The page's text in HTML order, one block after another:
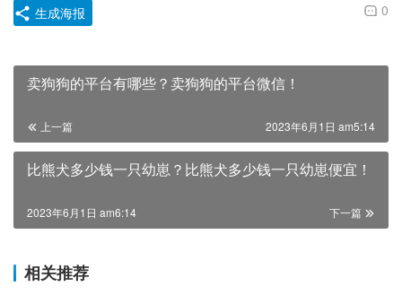
0
生成海报
卖狗狗的平台有哪些？卖狗狗的平台微信！
上一篇 2023年6月1日 am5:14
比熊犬多少钱一只幼崽？比熊犬多少钱一只幼崽便宜！
下一篇
2023年6月1日 am6:14
相关推荐